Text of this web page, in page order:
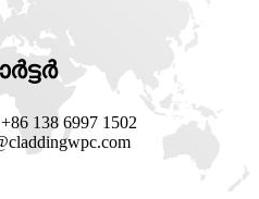
138 6997 1502